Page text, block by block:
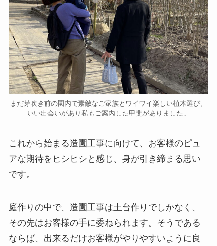
まだ芽吹き前の園内で素敵なご家族とワイワイ楽しい植木選び。
いい出会いがあり私もご案内した甲斐がありました。
これから始まる造園工事に向けて、お客様のピュ
アな期待をヒシヒシと感じ、身が引き締まる思い
です。
庭作りの中で、造園工事は土台作りでしかなく、
その先はお客様の手に委ねられます。そうである
ならば、出来るだけお客様がやりやすいように良